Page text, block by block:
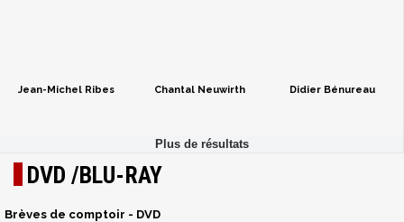
Jean-Michel Ribes Chantal Neuwirth Didier Bénureau
DVD /BLU-RAY
Brèves de comptoir - DVD